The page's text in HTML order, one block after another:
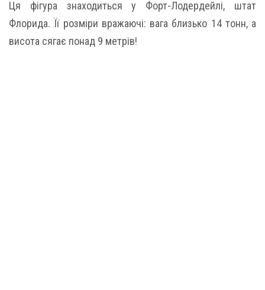
Ця фігура знаходиться у Форт-Лодердейлі, штат
Флорида. Її розміри вражаючі: вага близько 14 тонн, а
висота сягає понад 9 метрів!